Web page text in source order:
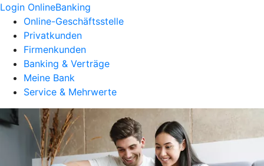
Login OnlineBanking
Online-Geschäftsstelle
Privatkunden
Firmenkunden
Banking & Verträge
Meine Bank
Service & Mehrwerte